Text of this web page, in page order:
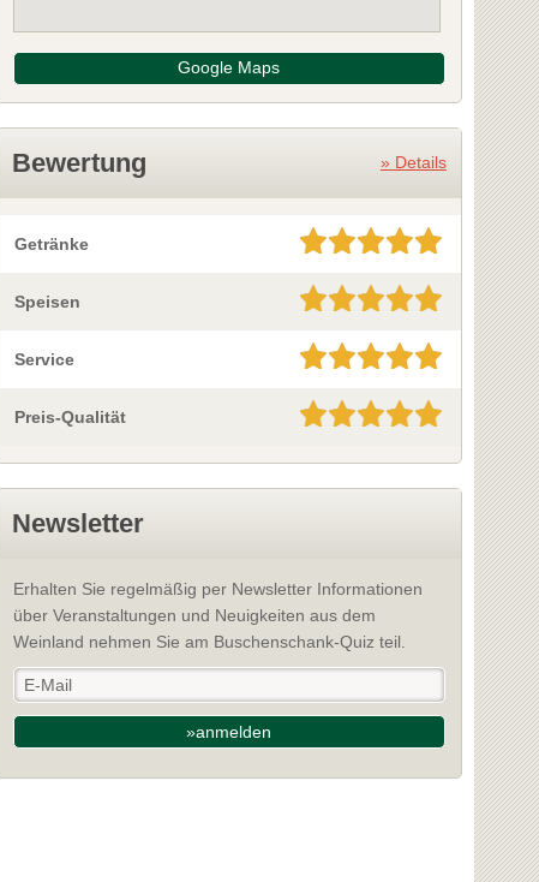
Google Maps
» Details
Bewertung
Getränke
Speisen
Service
Preis-Qualität
Newsletter
Erhalten Sie regelmäßig per Newsletter Informationen
über Veranstaltungen und Neuigkeiten aus dem
Weinland nehmen Sie am Buschenschank-Quiz teil.
»anmelden